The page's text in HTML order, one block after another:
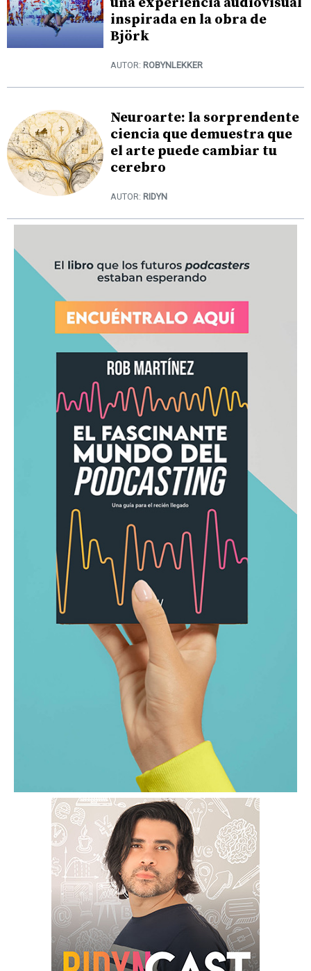
inspirada en la obra de
Björk
AUTOR: ROBYNLEKKER
Neuroarte: la sorprendente
ciencia que demuestra que
el arte puede cambiar tu
cerebro
AUTOR: RIDYN